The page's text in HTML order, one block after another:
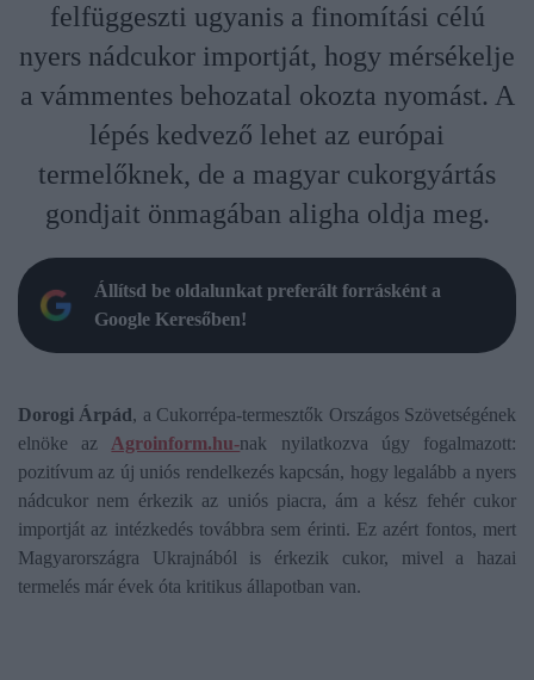
felfüggeszti ugyanis a finomítási célú
nyers nádcukor importját, hogy mérsékelje
a vámmentes behozatal okozta nyomást. A
lépés kedvező lehet az európai
termelőknek, de a magyar cukorgyártás
gondjait önmagában aligha oldja meg.
Állítsd be oldalunkat preferált forrásként a
Google Keresőben!
Dorogi Árpád, a Cukorrépa-termesztők Országos Szövetségének
elnöke az Agroinform.hu-nak nyilatkozva úgy fogalmazott:
pozitívum az új uniós rendelkezés kapcsán, hogy legalább a nyers
nádcukor nem érkezik az uniós piacra, ám a kész fehér cukor
importját az intézkedés továbbra sem érinti. Ez azért fontos, mert
Magyarországra Ukrajnából is érkezik cukor, mivel a hazai
termelés már évek óta kritikus állapotban van.